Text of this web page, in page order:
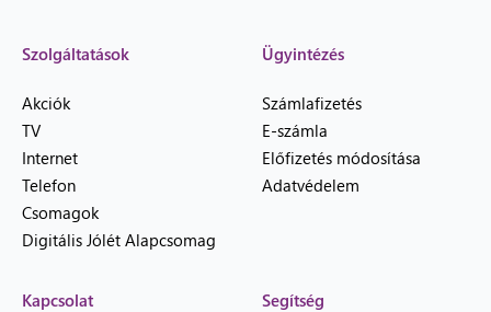
Szolgáltatások
Akciók
TV
Internet
Telefon
Csomagok
Digitális Jólét Alapcsomag
Ügyintézés
Számlafizetés
E-számla
Előfizetés módosítása
Adatvédelem
Kapcsolat Segítség